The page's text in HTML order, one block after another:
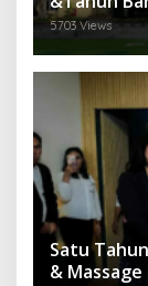
Melintas di
5703 Views
Satu
&